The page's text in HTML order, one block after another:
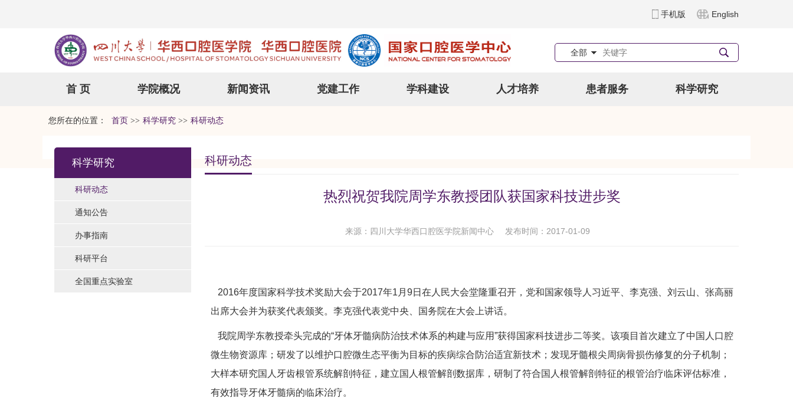
手机版 English
全部
首 页 学院概况 新闻资讯 党建工作 学科建设 人才培养 患者服务 科学研究
您所在的位置： 首页 >> 科学研究 >> 科研动态
科学研究
科研动态
通知公告
办事指南
科研平台
全国重点实验室
科研动态
热烈祝贺我院周学东教授团队获国家科技进步奖
来源：四川大学华西口腔医学院新闻中心 发布时间：2017-01-09
2016年度国家科学技术奖励大会于2017年1月9日在人民大会堂隆重召开，党和国家领导人习近平、李克强、刘云山、张高丽
出席大会并为获奖代表颁奖。李克强代表党中央、国务院在大会上讲话。
我院周学东教授牵头完成的“牙体牙髓病防治技术体系的构建与应用”获得国家科技进步二等奖。该项目首次建立了中国人口腔
微生物资源库；研发了以维护口腔微生态平衡为目标的疾病综合防治适宜新技术；发现牙髓根尖周病骨损伤修复的分子机制；
大样本研究国人牙齿根管系统解剖特征，建立国人根管解剖数据库，研制了符合国人根管解剖特征的根管治疗临床评估标准，
有效指导牙体牙髓病的临床治疗。